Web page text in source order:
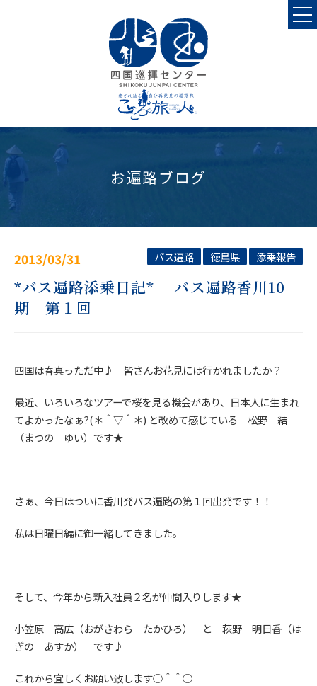
お遍路ブログ
2013/03/31 バス遍路 徳島県 添乗報告
*バス遍路添乗日記* バス遍路香川10
期 第１回
四国は春真っただ中♪ 皆さんお花見には行かれましたか？
最近、いろいろなツアーで桜を見る機会があり、日本人に生まれ
てよかったなぁ?(＊＾▽＾＊) と改めて感じている 松野 結
（まつの ゆい）です★
さぁ、今日はついに香川発バス遍路の第１回出発です！！
私は日曜日編に御一緒してきました。
そして、今年から新入社員２名が仲間入りします★
小笠原 高広（おがさわら たかひろ） と 萩野 明日香（は
ぎの あすか） です♪
これから宜しくお願い致します○＾＾○